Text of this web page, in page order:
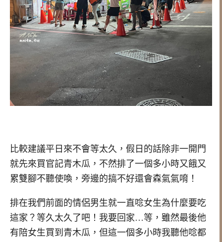
比較建議平日來不會等太久，假日的話除非一開門
就先來買官記青木瓜，不然排了一個多小時又餓又
累雙腳不聽使喚，旁邊的搞不好還會森氣氣唷！
排在我們前面的情侶男生就一直唸女生為什麼要吃
這家？等久太久了吧！我要回家…等，雖然最後他
有陪女生買到青木瓜，但這一個多小時我聽他唸都